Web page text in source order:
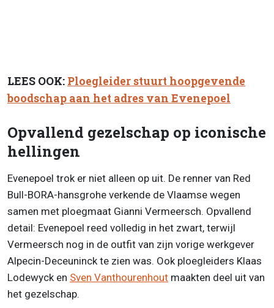
LEES OOK: Ploegleider stuurt hoopgevende
boodschap aan het adres van Evenepoel
Opvallend gezelschap op iconische
hellingen
Evenepoel trok er niet alleen op uit. De renner van Red
Bull-BORA-hansgrohe verkende de Vlaamse wegen
samen met ploegmaat Gianni Vermeersch. Opvallend
detail: Evenepoel reed volledig in het zwart, terwijl
Vermeersch nog in de outfit van zijn vorige werkgever
Alpecin-Deceuninck te zien was. Ook ploegleiders Klaas
Lodewyck en Sven Vanthourenhout maakten deel uit van
het gezelschap.